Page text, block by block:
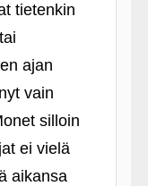
tietenkin
ajan
vain
silloin
ei vielä
aikansa